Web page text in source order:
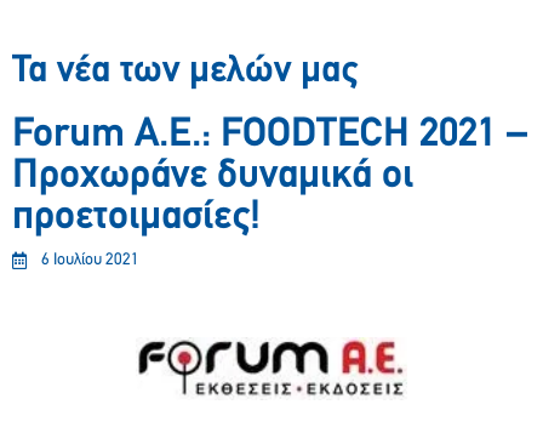
Τα νέα των μελών μας
Forum Α.Ε.: FOODTECH 2021 –
Προχωράνε δυναμικά οι
προετοιμασίες!
6 Ιουλίου 2021